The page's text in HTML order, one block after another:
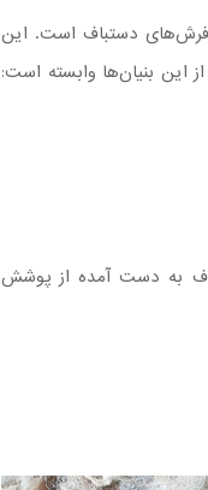
فرش‌های دستباف است. این
این بنیان‌ها وابسته است:
به دست آمده از پوشش